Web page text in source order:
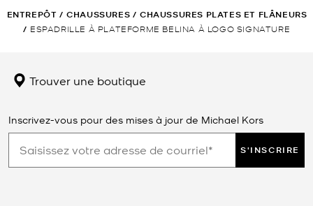
ENTREPÔT / CHAUSSURES / CHAUSSURES PLATES ET FLÂNEURS
/ ESPADRILLE À PLATEFORME BELINA À LOGO SIGNATURE
Trouver une boutique
Inscrivez-vous pour des mises à jour de Michael Kors
S'INSCRIRE